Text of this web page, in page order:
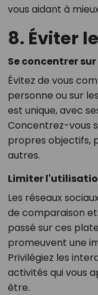
vous aidant à
8. Éviter
Se concentrer
Évitez de vous
personne ou sur
est unique, avec
Concentrez-vous
propres objectifs,
autres.
Limiter
Les réseaux
de comparaison
passé sur ces
promeuvent une
Privilégiez les
activités qui vous
être.